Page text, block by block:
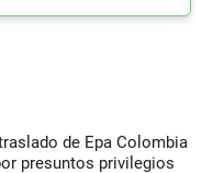
de Epa Colombia
presuntos privilegios